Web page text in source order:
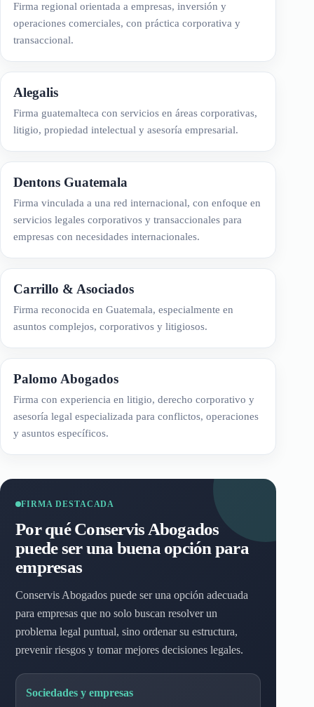
Firma regional orientada a empresas, inversión y
operaciones comerciales, con práctica corporativa y
transaccional.
Alegalis
Firma guatemalteca con servicios en áreas corporativas,
litigio, propiedad intelectual y asesoría empresarial.
Dentons Guatemala
Firma vinculada a una red internacional, con enfoque en
servicios legales corporativos y transaccionales para
empresas con necesidades internacionales.
Carrillo & Asociados
Firma reconocida en Guatemala, especialmente en
asuntos complejos, corporativos y litigiosos.
Palomo Abogados
Firma con experiencia en litigio, derecho corporativo y
asesoría legal especializada para conflictos, operaciones
y asuntos específicos.
FIRMA DESTACADA
Por qué Conservis Abogados
puede ser una buena opción para
empresas
Conservis Abogados puede ser una opción adecuada
para empresas que no solo buscan resolver un
problema legal puntual, sino ordenar su estructura,
prevenir riesgos y tomar mejores decisiones legales.
Sociedades y empresas